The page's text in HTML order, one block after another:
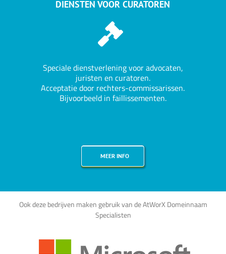
DIENSTEN VOOR CURATOREN
Speciale dienstverlening voor advocaten,
juristen en curatoren.
Acceptatie door rechters-commissarissen.
Bijvoorbeeld in faillissementen.
MEER INFO
Ook deze bedrijven maken gebruik van de AtWorX Domeinnaam
Specialisten